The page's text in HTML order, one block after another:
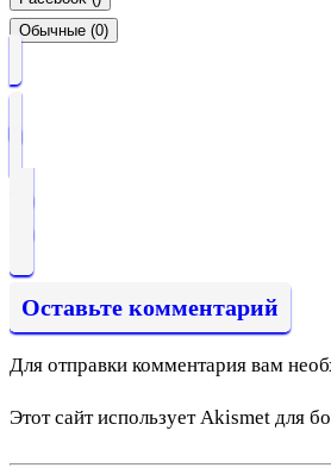
Обычные (0)
Оставьте комментарий
Для отправки комментария вам
Этот сайт использует Akismet для